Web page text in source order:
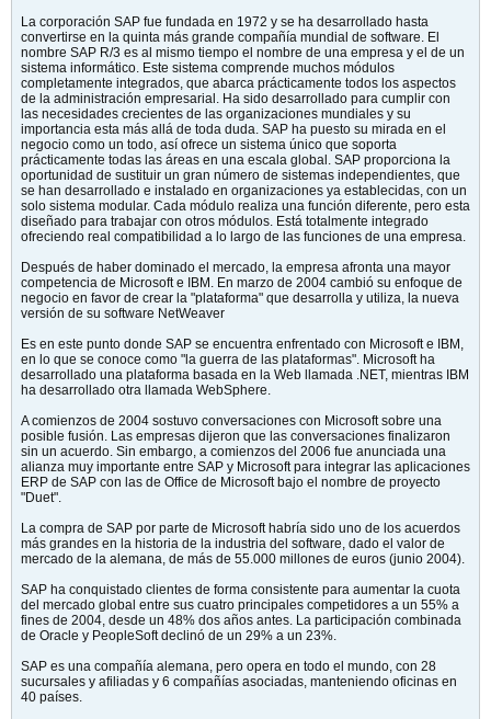
La corporación SAP fue fundada en 1972 y se ha desarrollado hasta
convertirse en la quinta más grande compañía mundial de software. El
nombre SAP R/3 es al mismo tiempo el nombre de una empresa y el de un
sistema informático. Este sistema comprende muchos módulos
completamente integrados, que abarca prácticamente todos los aspectos
de la administración empresarial. Ha sido desarrollado para cumplir con
las necesidades crecientes de las organizaciones mundiales y su
importancia esta más allá de toda duda. SAP ha puesto su mirada en el
negocio como un todo, así ofrece un sistema único que soporta
prácticamente todas las áreas en una escala global. SAP proporciona la
oportunidad de sustituir un gran número de sistemas independientes, que
se han desarrollado e instalado en organizaciones ya establecidas, con un
solo sistema modular. Cada módulo realiza una función diferente, pero esta
diseñado para trabajar con otros módulos. Está totalmente integrado
ofreciendo real compatibilidad a lo largo de las funciones de una empresa.
Después de haber dominado el mercado, la empresa afronta una mayor
competencia de Microsoft e IBM. En marzo de 2004 cambió su enfoque de
negocio en favor de crear la "plataforma" que desarrolla y utiliza, la nueva
versión de su software NetWeaver
Es en este punto donde SAP se encuentra enfrentado con Microsoft e IBM,
en lo que se conoce como "la guerra de las plataformas". Microsoft ha
desarrollado una plataforma basada en la Web llamada .NET, mientras IBM
ha desarrollado otra llamada WebSphere.
A comienzos de 2004 sostuvo conversaciones con Microsoft sobre una
posible fusión. Las empresas dijeron que las conversaciones finalizaron
sin un acuerdo. Sin embargo, a comienzos del 2006 fue anunciada una
alianza muy importante entre SAP y Microsoft para integrar las aplicaciones
ERP de SAP con las de Office de Microsoft bajo el nombre de proyecto
"Duet".
La compra de SAP por parte de Microsoft habría sido uno de los acuerdos
más grandes en la historia de la industria del software, dado el valor de
mercado de la alemana, de más de 55.000 millones de euros (junio 2004).
SAP ha conquistado clientes de forma consistente para aumentar la cuota
del mercado global entre sus cuatro principales competidores a un 55% a
fines de 2004, desde un 48% dos años antes. La participación combinada
de Oracle y PeopleSoft declinó de un 29% a un 23%.
SAP es una compañía alemana, pero opera en todo el mundo, con 28
sucursales y afiliadas y 6 compañías asociadas, manteniendo oficinas en
40 países.